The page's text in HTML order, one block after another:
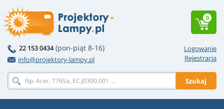
Logowanie
Rejestracja
22 153 0434 (pon-piąt 8-16)
info@projektory-lampy.pl
Szukaj
0